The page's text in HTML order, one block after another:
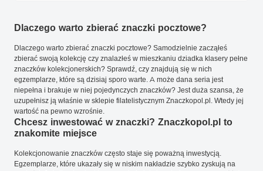
Dlaczego warto zbierać znaczki pocztowe?
Dlaczego warto zbierać znaczki pocztowe? Samodzielnie zacząłeś
zbierać swoją kolekcję czy znalazłeś w mieszkaniu dziadka klasery pełne
znaczków kolekcjonerskich? Sprawdź, czy znajdują się w nich
egzemplarze, które są dzisiaj sporo warte. A może dana seria jest
niepełna i brakuje w niej pojedynczych znaczków? Jest duża szansa, że
uzupełnisz ją właśnie w sklepie filatelistycznym Znaczkopol.pl. Wtedy jej
wartość na pewno wzrośnie.
Chcesz inwestować w znaczki? Znaczkopol.pl to
znakomite miejsce
Kolekcjonowanie znaczków często staje się poważną inwestycją.
Egzemplarze, które ukazały się w niskim nakładzie szybko zyskują na